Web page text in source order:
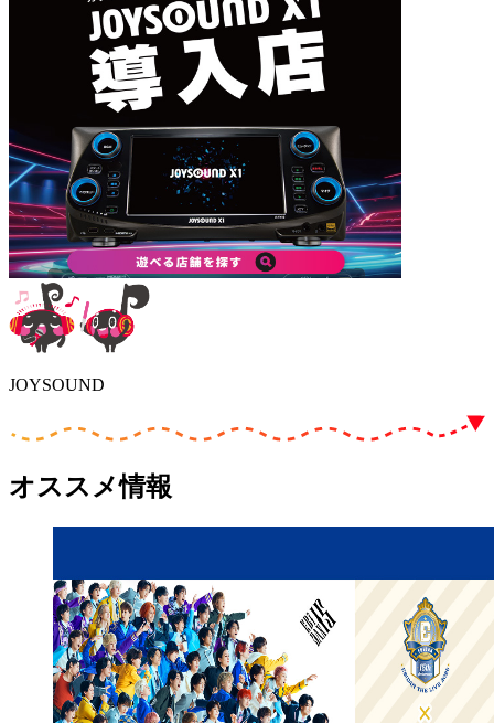
JOYSOUND
オススメ情報